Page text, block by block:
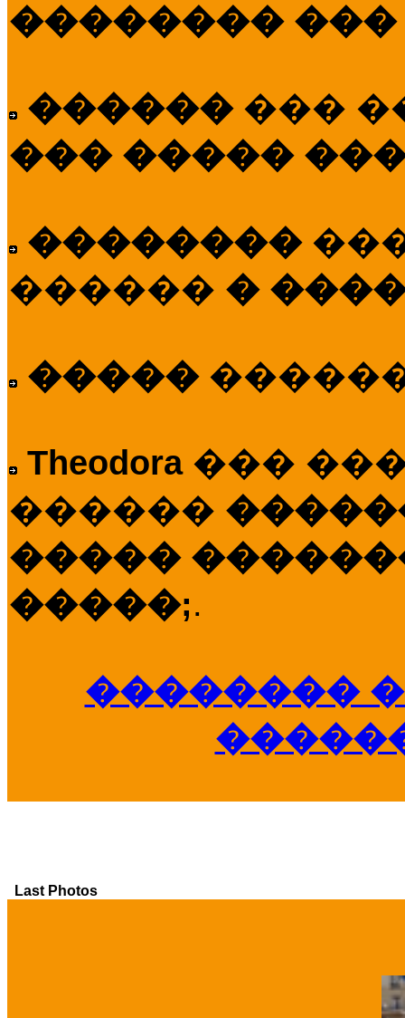
��������
������ ���
��� �����
��������
������ �
�����
Theodora ���
������
�����
�����;.
��������
Last Photos